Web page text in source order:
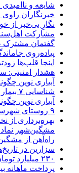
شایعه و
خبرنگاران
نگارِ بی‌خبر از
مشارکت اهل‌سنت
گفتمان مشترک
پیاده‌روی
اینجا قلب‌ها
هشدار امنیتی:
آبیاری نوین
شناسایی ۷ بیمار مبتلا به سیاه‌سرفه در اردبیل
آبیاری نوین
۹ روستای شهرستان نمین دچار تنش آبی هستند
بهره‌برداری از
مشگین‌شهر نماد
راه‌آهن از
سزارین در
۲۳۰ میلیارد تومان برای تالار شهر اردبیل تأمین شد